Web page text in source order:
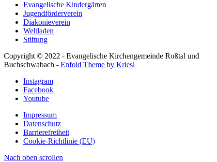
Evangelische Kindergärten
Jugendförderverein
Diakonieverein
Weltladen
Stiftung
Copyright © 2022 - Evangelische Kirchengemeinde Roßtal und
Buchschwabach - Enfold Theme by Kriesi
Instagram
Facebook
Youtube
Impressum
Datenschutz
Barrierefreiheit
Cookie-Richtlinie (EU)
Nach oben scrollen